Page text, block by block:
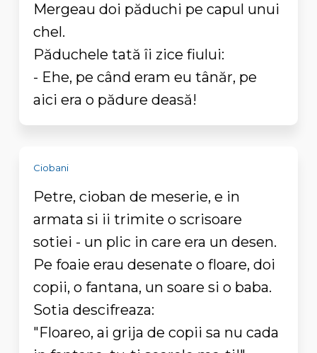
Mergeau doi păduchi pe capul unui
chel.
Păduchele tată îi zice fiului:
- Ehe, pe când eram eu tânăr, pe
aici era o pădure deasă!
Ciobani
Petre, cioban de meserie, e in
armata si ii trimite o scrisoare
sotiei - un plic in care era un desen.
Pe foaie erau desenate o floare, doi
copii, o fantana, un soare si o baba.
Sotia descifreaza:
"Floareo, ai grija de copii sa nu cada